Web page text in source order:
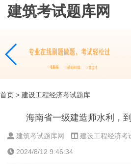
建筑考试题库网
首页 > 建设工程经济考试题库
海南省一级建造师水利，
建筑考试题库网
建设工程经济考
2024/8/12 9:46:34